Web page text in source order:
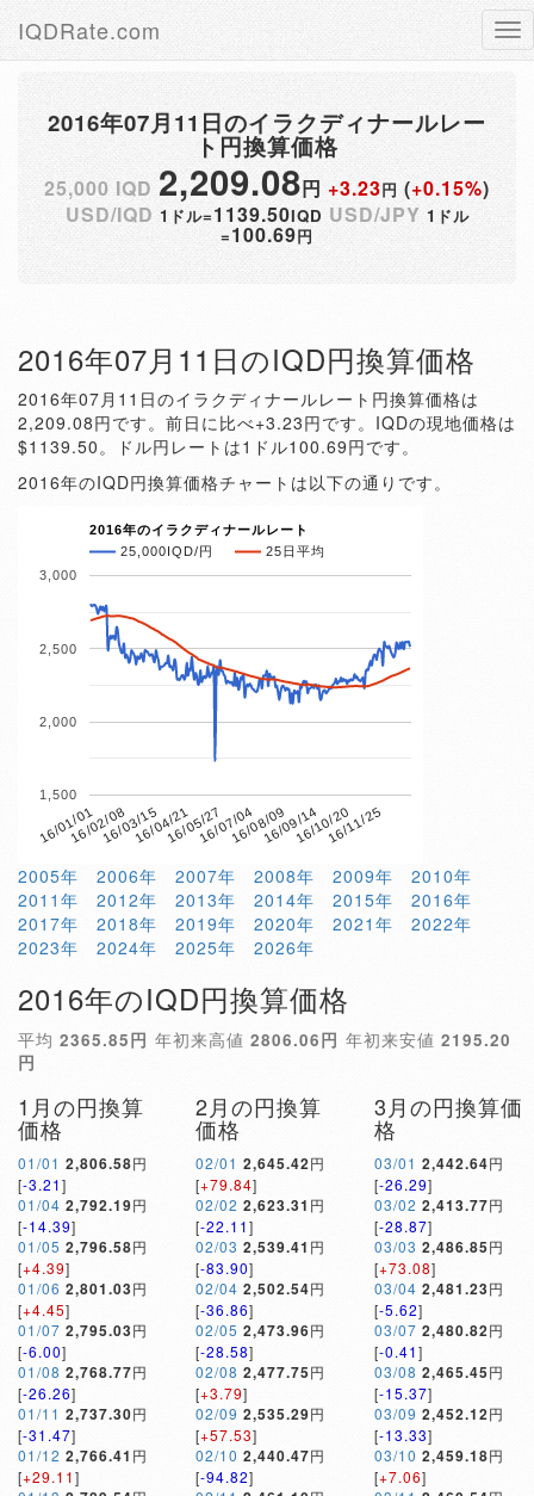
IQDRate.com
2016年07月11日のイラクディナールレー
ト円換算価格
25,000 IQD 2,209.08円+3.23円 (+0.15%)
USD/IQD 1ドル=1139.50IQD USD/JPY 1ドル
=100.69円
2016年07月11日のIQD円換算価格
2016年07月11日のイラクディナールレート円換算価格は
2,209.08円です。前日に比べ+3.23円です。IQDの現地価格は
$1139.50。ドル円レートは1ドル100.69円です。
2016年のIQD円換算価格チャートは以下の通りです。
2016年のイラクディナールレート
25,000IQD/円
25日平均
16/01/0116/02/0816/03/1516/04/2116/05/2716/07/0416/08/0916/09/1416/10/2016/11/25
1,500
2,000
2,500
3,000
2005年 2006年 2007年 2008年 2009年
2010年
2011年
2012年 2013年 2014年 2015年
2016年
2017年
2018年 2019年 2020年 2021年
2022年
2023年
2024年 2025年 2026年
2016年のIQD円換算価格
平均 2365.85円 年初来高値 2806.06円 年初来安値 2195.20
円
1月の円換算
価格
01/01 2,806.58円
[-3.21]
01/04 2,792.19円
[-14.39]
01/05 2,796.58円
[+4.39]
01/06 2,801.03円
[+4.45]
01/07 2,795.03円
[-6.00]
01/08 2,768.77円
[-26.26]
01/11 2,737.30円
[-31.47]
01/12 2,766.41 円
[+29.11]
2月の円換算
価格
02/01 2,645.42円
[+79.84]
02/02 2,623.31 円
[-22.11]
02/03 2,539.41 円
[-83.90]
02/04 2,502.54円
[-36.86]
02/05 2,473.96円
[-28.58]
02/08 2,477.75円
[+3.79]
02/09 2,535.29円
[+57.53]
02/10 2,440.47円
[-94.82]
3月の円換算価
格
03/01 2,442.64円
[-26.29]
03/02 2,413.77円
[-28.87]
03/03 2,486.85円
[+73.08]
03/04 2,481.23円
[-5.62]
03/07 2,480.82円
[-0.41]
03/08 2,465.45円
[-15.37]
03/09 2,452.12円
[-13.33]
03/10 2,459.18円
[+7.06]